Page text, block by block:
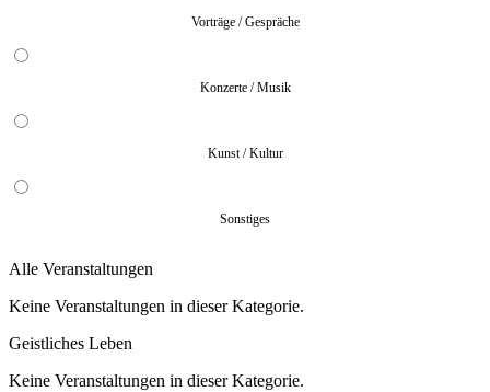
Vorträge / Gespräche
Konzerte / Musik
Kunst / Kultur
Sonstiges
Alle Veranstaltungen
Keine Veranstaltungen in dieser Kategorie.
Geistliches Leben
Keine Veranstaltungen in dieser Kategorie.